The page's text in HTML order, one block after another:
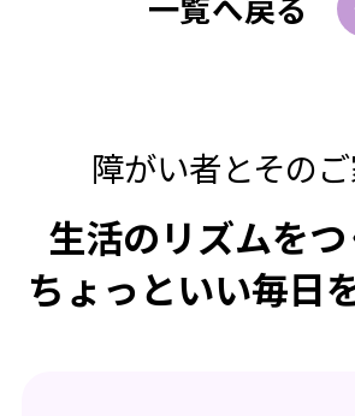
障がい者とその
生活のリズムをつ
ちょっといい毎日